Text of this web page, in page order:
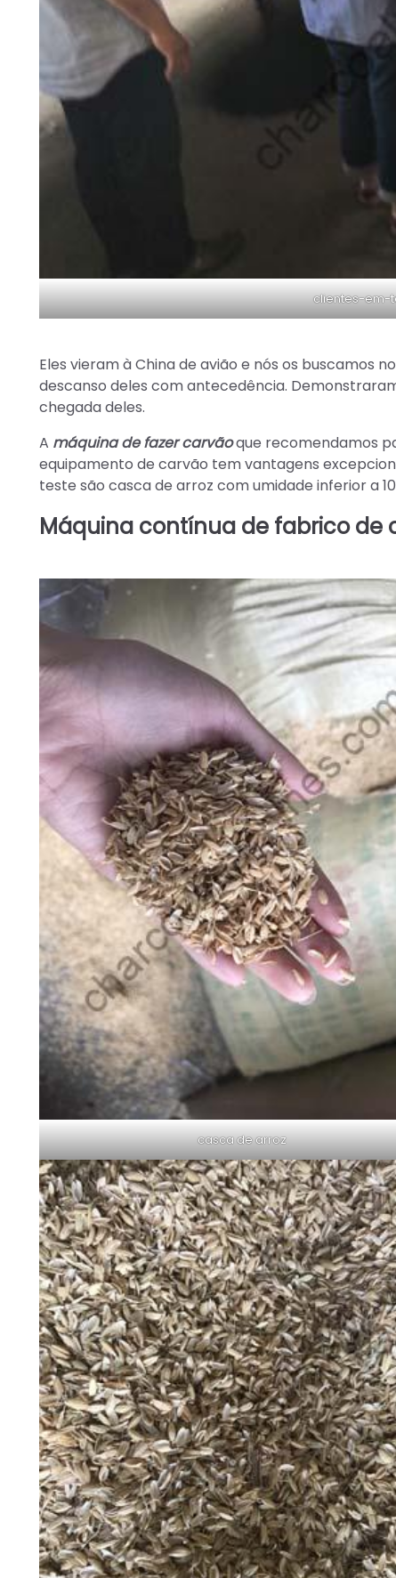
clientes-em-
Eles vieram à China de avião e nós os buscamos
descanso deles com antecedência.
chegada deles.
A máquina de fazer carvãoque recomendamos
equipamento de carvão tem vantagens
teste são casca de arroz com umidade inferior a
Máquina contínua de fabrico de
casca de arroz